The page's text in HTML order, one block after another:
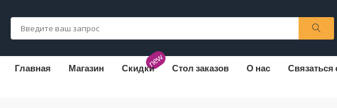
Главная Магазин new
Скидки Стол заказов О нас Связаться